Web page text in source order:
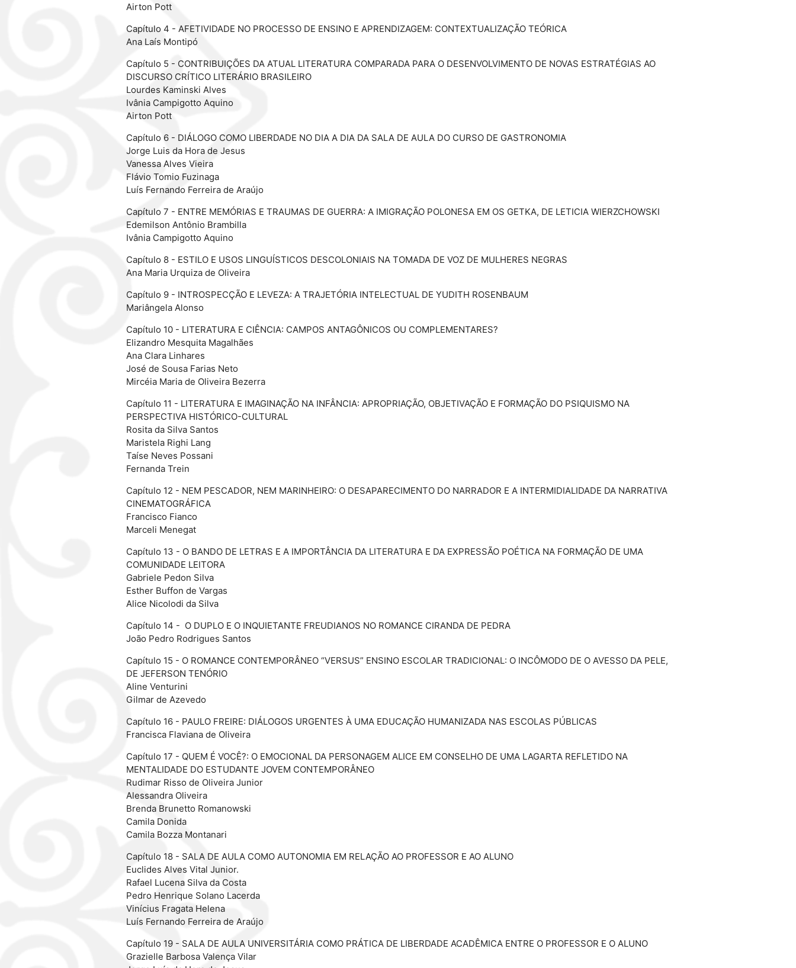
Airton Pott
Capítulo 4 - AFETIVIDADE NO PROCESSO DE ENSINO E APRENDIZAGEM: CONTEXTUALIZAÇÃO TEÓRICA
Ana Laís Montipó
Capítulo 5 - CONTRIBUIÇÕES DA ATUAL LITERATURA COMPARADA PARA O DESENVOLVIMENTO DE NOVAS ESTRATÉGIAS AO
DISCURSO CRÍTICO LITERÁRIO BRASILEIRO
Lourdes Kaminski Alves
Ivânia Campigotto Aquino
Airton Pott
Capítulo 6 - DIÁLOGO COMO LIBERDADE NO DIA A DIA DA SALA DE AULA DO CURSO DE GASTRONOMIA
Jorge Luis da Hora de Jesus
Vanessa Alves Vieira
Flávio Tomio Fuzinaga
Luís Fernando Ferreira de Araújo
Capítulo 7 - ENTRE MEMÓRIAS E TRAUMAS DE GUERRA: A IMIGRAÇÃO POLONESA EM OS GETKA, DE LETICIA WIERZCHOWSKI
Edemilson Antônio Brambilla
Ivânia Campigotto Aquino
Capítulo 8 - ESTILO E USOS LINGUÍSTICOS DESCOLONIAIS NA TOMADA DE VOZ DE MULHERES NEGRAS
Ana Maria Urquiza de Oliveira
Capítulo 9 - INTROSPECÇÃO E LEVEZA: A TRAJETÓRIA INTELECTUAL DE YUDITH ROSENBAUM
Mariângela Alonso
Capítulo 10 - LITERATURA E CIÊNCIA: CAMPOS ANTAGÔNICOS OU COMPLEMENTARES?
Elizandro Mesquita Magalhães
Ana Clara Linhares
José de Sousa Farias Neto
Mircéia Maria de Oliveira Bezerra
Capítulo 11 - LITERATURA E IMAGINAÇÃO NA INFÂNCIA: APROPRIAÇÃO, OBJETIVAÇÃO E FORMAÇÃO DO PSIQUISMO NA
PERSPECTIVA HISTÓRICO-CULTURAL
Rosita da Silva Santos
Maristela Righi Lang
Taíse Neves Possani
Fernanda Trein
Capítulo 12 - NEM PESCADOR, NEM MARINHEIRO: O DESAPARECIMENTO DO NARRADOR E A INTERMIDIALIDADE DA NARRATIVA
CINEMATOGRÁFICA
Francisco Fianco
Marceli Menegat
Capítulo 13 - O BANDO DE LETRAS E A IMPORTÂNCIA DA LITERATURA E DA EXPRESSÃO POÉTICA NA FORMAÇÃO DE UMA
COMUNIDADE LEITORA
Gabriele Pedon Silva
Esther Buffon de Vargas
Alice Nicolodi da Silva
Capítulo 14 - O DUPLO E O INQUIETANTE FREUDIANOS NO ROMANCE CIRANDA DE PEDRA
João Pedro Rodrigues Santos
Capítulo 15 - O ROMANCE CONTEMPORÂNEO “VERSUS” ENSINO ESCOLAR TRADICIONAL: O INCÔMODO DE O AVESSO DA PELE,
DE JEFERSON TENÓRIO
Aline Venturini
Gilmar de Azevedo
Capítulo 16 - PAULO FREIRE: DIÁLOGOS URGENTES À UMA EDUCAÇÃO HUMANIZADA NAS ESCOLAS PÚBLICAS
Francisca Flaviana de Oliveira
Capítulo 17 - QUEM É VOCÊ?: O EMOCIONAL DA PERSONAGEM ALICE EM CONSELHO DE UMA LAGARTA REFLETIDO NA
MENTALIDADE DO ESTUDANTE JOVEM CONTEMPORÂNEO
Rudimar Risso de Oliveira Junior
Alessandra Oliveira
Brenda Brunetto Romanowski
Camila Donida
Camila Bozza Montanari
Capítulo 18 - SALA DE AULA COMO AUTONOMIA EM RELAÇÃO AO PROFESSOR E AO ALUNO
Euclides Alves Vital Junior.
Rafael Lucena Silva da Costa
Pedro Henrique Solano Lacerda
Vinícius Fragata Helena
Luís Fernando Ferreira de Araújo
Capítulo 19 - SALA DE AULA UNIVERSITÁRIA COMO PRÁTICA DE LIBERDADE ACADÊMICA ENTRE O PROFESSOR E O ALUNO
Grazielle Barbosa Valença Vilar